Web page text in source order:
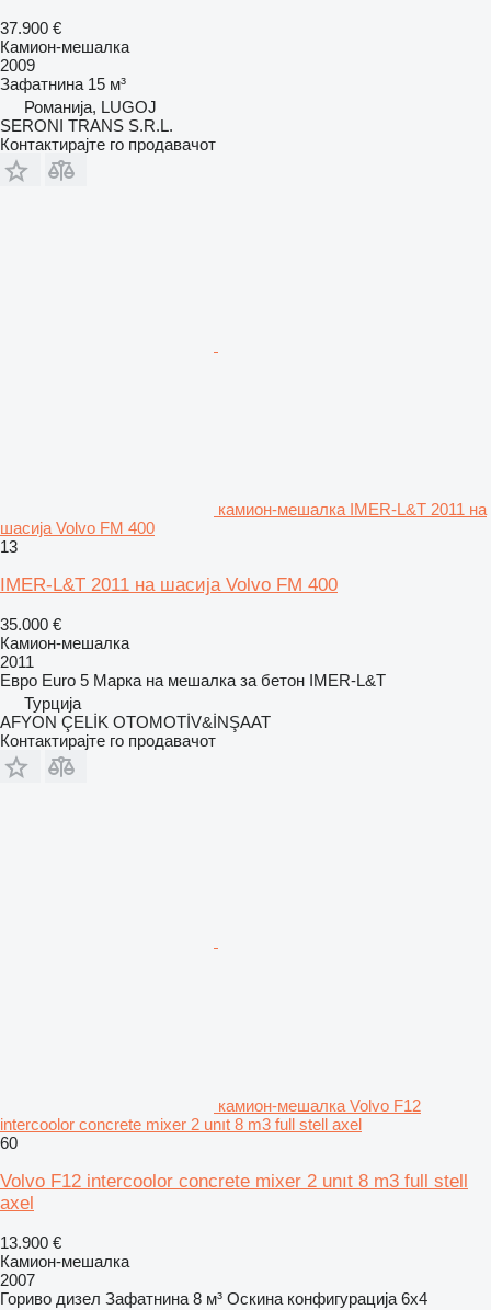
37.900 €
Камион-мешалка
2009
Зафатнина 15 м³
Романија, LUGOJ
SERONI TRANS S.R.L.
Контактирајте го продавачот
камион-мешалка IMER-L&T 2011 на
шасија Volvo FM 400
13
IMER-L&T 2011 на шасија Volvo FM 400
35.000 €
Камион-мешалка
2011
Евро Euro 5 Марка на мешалка за бетон IMER-L&T
Турција
AFYON ÇELİK OTOMOTİV&İNŞAAT
Контактирајте го продавачот
камион-мешалка Volvo F12
intercoolor concrete mixer 2 unıt 8 m3 full stell axel
60
Volvo F12 intercoolor concrete mixer 2 unıt 8 m3 full stell
axel
13.900 €
Камион-мешалка
2007
Гориво дизел Зафатнина 8 м³ Оскина конфигурација 6x4